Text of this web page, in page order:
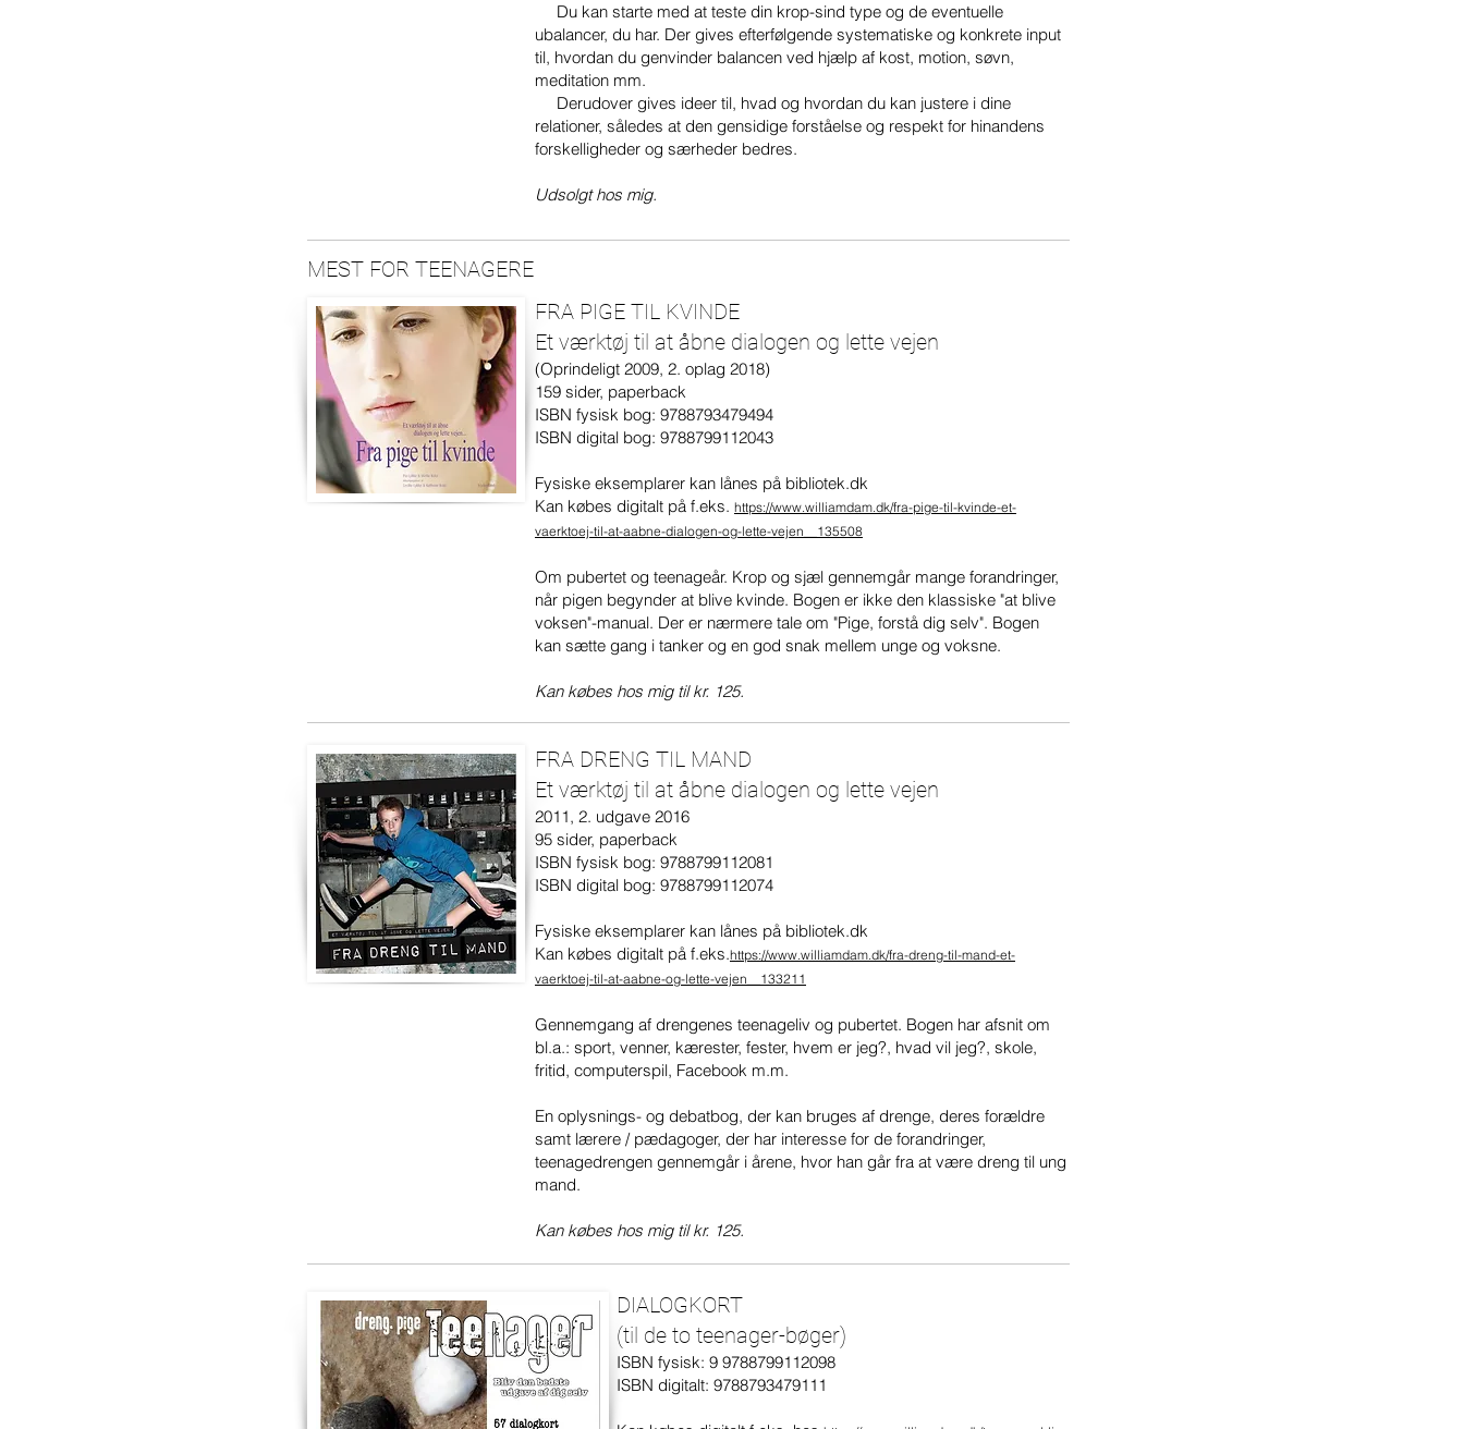
Du kan starte med at teste din krop-sind type og de eventuelle
ubalancer, du har. Der gives efterfølgende systematiske og konkrete input
til, hvordan du genvinder balancen ved hjælp af kost, motion, søvn,
meditation mm.
Derudover gives ideer til, hvad og hvordan du kan justere i dine
relationer, således at den gensidige forståelse og respekt for hinandens
forskelligheder og særheder bedres.
Udsolgt hos mig.
MEST FOR TEENAGERE
FRA PIGE TIL KVINDE
Et værktøj til at åbne dialogen og lette vejen
(Oprindeligt 2009, 2. oplag 2018)
159 sider, paperback
ISBN fysisk bog: 9788793479494
ISBN digital bog: 9788799112043
Fysiske eksemplarer kan lånes på bibliotek.dk
Kan købes digitalt på f.eks. https://www.williamdam.dk/fra-pige-til-kvinde-et-
vaerktoej-til-at-aabne-dialogen-og-lette-vejen__135508
Om pubertet og teenageår. Krop og sjæl gennemgår mange forandringer,
når pigen begynder at blive kvinde. Bogen er ikke den klassiske "at blive
voksen"-manual. Der er nærmere tale om "Pige, forstå dig selv". Bogen
kan sætte gang i tanker og en god snak mellem unge og voksne.
Kan købes hos mig til kr. 125.
FRA DRENG TIL MAND
Et værktøj til at åbne dialogen og lette vejen
2011, 2. udgave 2016
95 sider, paperback
ISBN fysisk bog: 9788799112081
ISBN digital bog: 9788799112074
Fysiske eksemplarer kan lånes på bibliotek.dk
Kan købes digitalt på f.eks.https://www.williamdam.dk/fra-dreng-til-mand-et-
vaerktoej-til-at-aabne-og-lette-vejen__133211
Gennemgang af drengenes teenageliv og pubertet. Bogen har afsnit om
bl.a.: sport, venner, kærester, fester, hvem er jeg?, hvad vil jeg?, skole,
fritid, computerspil, Facebook m.m.
En oplysnings- og debatbog, der kan bruges af drenge, deres forældre
samt lærere / pædagoger, der har interesse for de forandringer,
teenagedrengen gennemgår i årene, hvor han går fra at være dreng til ung
mand.
Kan købes hos mig til kr. 125.
DIALOGKORT
(til de to teenager-bøger)
ISBN fysisk: 9 9788799112098
ISBN digitalt: 9788793479111